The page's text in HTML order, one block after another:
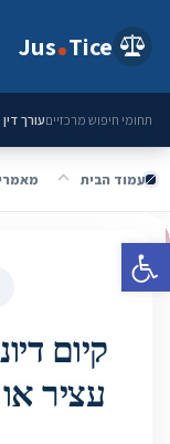
פתח סרגל נגישות
Jus Tice
תחומי חיפוש מרכזייםעורך דין
עמוד הבית
קיום
עציר